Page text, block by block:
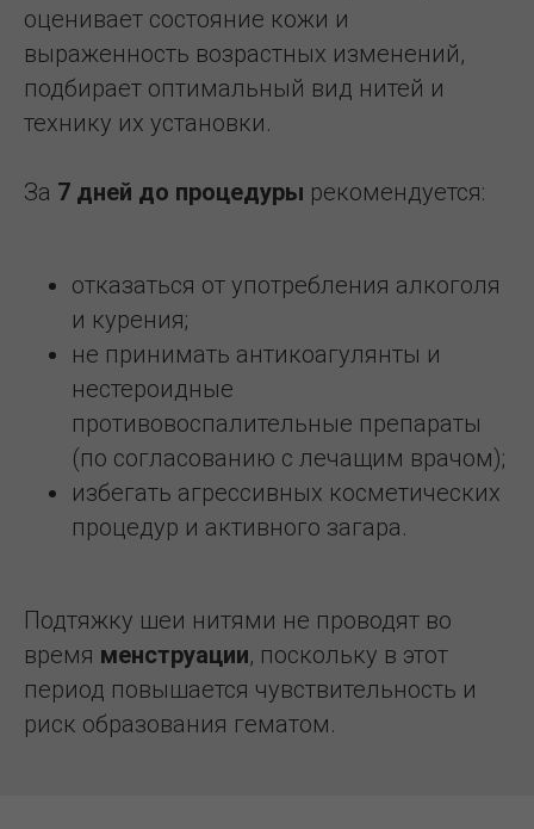
оценивает состояние кожи и
выраженность возрастных изменений,
подбирает оптимальный вид нитей и
технику их установки.
За 7 дней до процедуры рекомендуется:
отказаться от употребления алкоголя
и курения;
не принимать антикоагулянты и
нестероидные
противовоспалительные препараты
(по согласованию с лечащим врачом);
избегать агрессивных косметических
процедур и активного загара.
Подтяжку шеи нитями не проводят во
время менструации, поскольку в этот
период повышается чувствительность и
риск образования гематом.